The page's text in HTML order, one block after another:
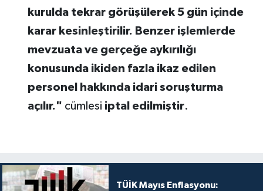
kurulda tekrar görüşülerek 5 gün içinde
karar kesinleştirilir. Benzer işlemlerde
mevzuata ve gerçeğe aykırılığı
konusunda ikiden fazla ikaz edilen
personel hakkında idari soruşturma
açılır." cümlesi iptal edilmiştir.
TÜİK Mayıs Enflasyonu: